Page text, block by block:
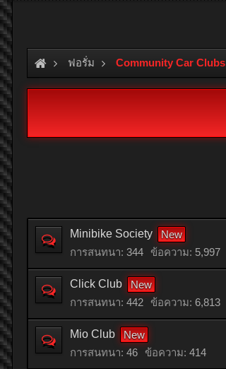
ฟอรั่ม Community Car Clubs
Minibike Society
การสนทนา: 344 ข้อความ: 5,997
Click Club
การสนทนา: 442 ข้อความ: 6,813
Mio Club
การสนทนา: 46 ข้อความ: 414